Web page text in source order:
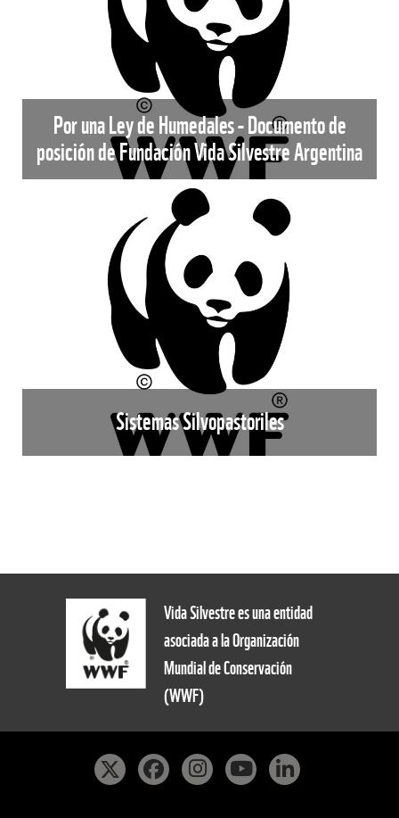
Por una Ley de Humedales - Documento de
posición de Fundación Vida Silvestre Argentina
Sistemas Silvopastoriles
Vida Silvestre es una entidad
asociada a la Organización
Mundial de Conservación
(WWF)